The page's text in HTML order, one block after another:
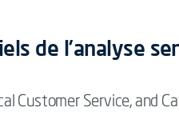
de l’analyse
Customer Service, and